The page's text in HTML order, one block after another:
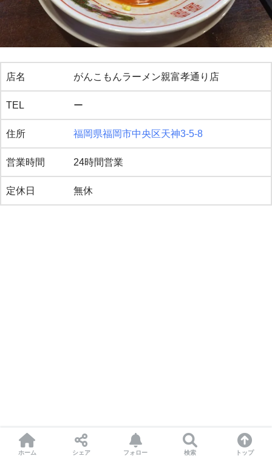
店名 がんこもんラーメン親富孝通り店
TEL ー
住所 福岡県福岡市中央区天神3-5-8
営業時間 24時間営業
定休日 無休
ホーム シェア フォロー 検索 トップ